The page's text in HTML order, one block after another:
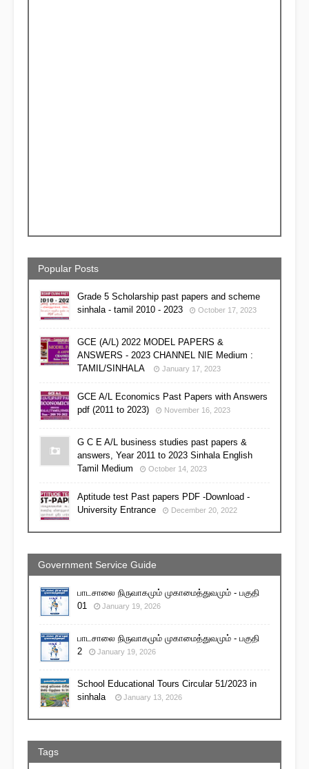
Popular Posts
Grade 5 Scholarship past papers and scheme
sinhala - tamil 2010 - 2023
October 17, 2023
GCE (A/L) 2022 MODEL PAPERS &
ANSWERS - 2023 CHANNEL NIE Medium :
TAMIL/SINHALA
January 17, 2023
GCE A/L Economics Past Papers with Answers
pdf (2011 to 2023)
November 16, 2023
G C E A/L business studies past papers &
answers, Year 2011 to 2023 Sinhala English
Tamil Medium
October 14, 2023
Aptitude test Past papers PDF -Download -
University Entrance
December 20, 2022
Government Service Guide
பாடசாலை நிருவாகமும் முகாமைத்துவமும் - பகுதி
01
January 19, 2026
பாடசாலை நிருவாகமும் முகாமைத்துவமும் - பகுதி
2
January 19, 2026
School Educational Tours Circular 51/2023 in
sinhala
January 13, 2026
Tags